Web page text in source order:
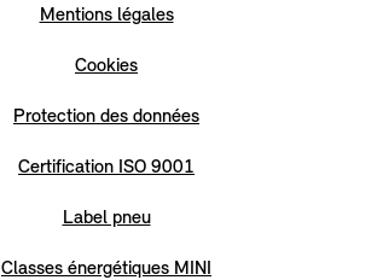
Mentions légales
Cookies
Protection des données
Certification ISO 9001
Label pneu
Classes énergétiques MINI